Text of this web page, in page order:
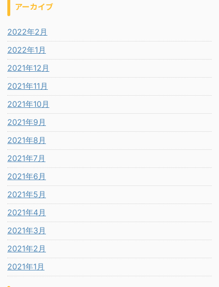
アーカイブ
2022年2月
2022年1月
2021年12月
2021年11月
2021年10月
2021年9月
2021年8月
2021年7月
2021年6月
2021年5月
2021年4月
2021年3月
2021年2月
2021年1月